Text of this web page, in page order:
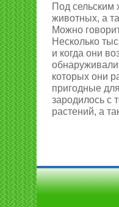
Под сельским
животных, а
Можно
Несколько
и когда они
которых они
пригодные
зародилось с
растений, а